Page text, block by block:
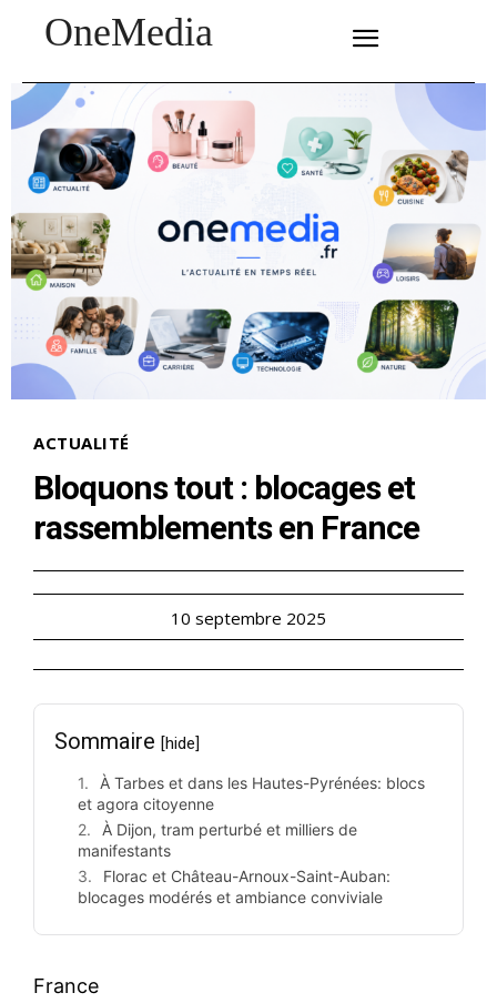
OneMedia
ACTUALITÉ
Bloquons tout : blocages et
rassemblements en France
10 septembre 2025
Sommaire [hide]
À Tarbes et dans les Hautes-Pyrénées: blocs
et agora citoyenne
À Dijon, tram perturbé et milliers de
manifestants
Florac et Château-Arnoux-Saint-Auban:
blocages modérés et ambiance conviviale
France